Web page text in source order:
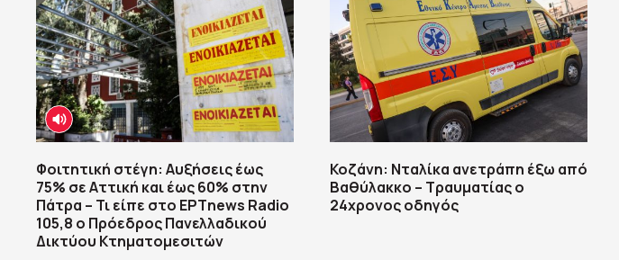
Φοιτητική στέγη: Αυξήσεις έως
75% σε Αττική και έως 60% στην
Πάτρα – Τι είπε στο ΕΡΤnews Radio
105,8 ο Πρόεδρος Πανελλαδικού
Δικτύου Κτηματομεσιτών
Κοζάνη: Νταλίκα ανετράπη έξω από
Βαθύλακκο – Τραυματίας ο
24χρονος οδηγός